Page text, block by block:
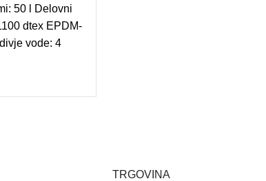
50 l Delovni
dtex EPDM-
vode: 4
TRGOVINA